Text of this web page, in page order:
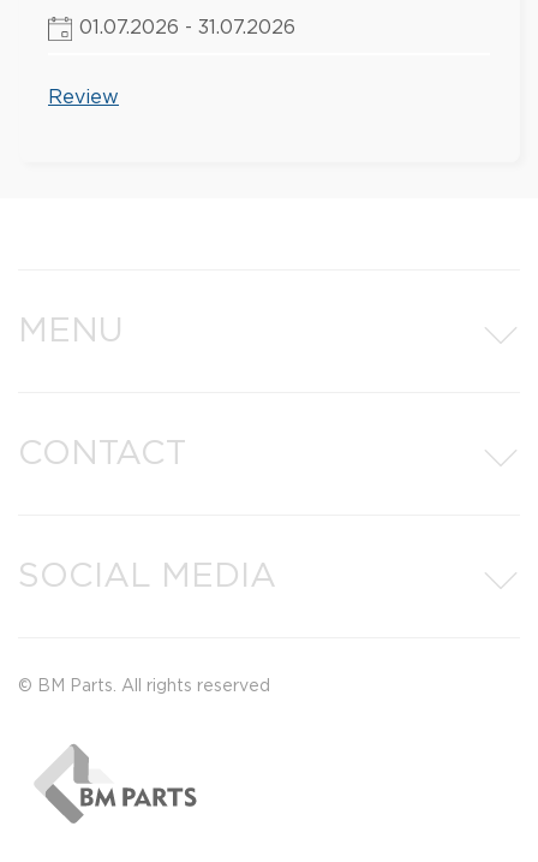
01.07.2026 - 31.07.2026
Review
© BM Parts. All rights reserved
MENU
CONTACT
SOCIAL MEDIA